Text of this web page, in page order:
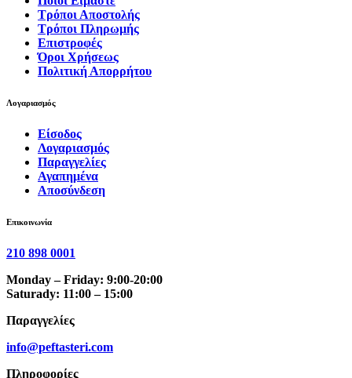
Τρόποι Αποστολής
Τρόποι Πληρωμής
Επιστροφές
Όροι Χρήσεως
Πολιτική Απορρήτου
Λογαριασμός
Είσοδος
Λογαριασμός
Παραγγελίες
Αγαπημένα
Αποσύνδεση
Επικοινωνία
210 898 0001
Monday – Friday: 9:00-20:00
Saturady: 11:00 – 15:00
Παραγγελίες
info@peftasteri.com
Πληροφορίες